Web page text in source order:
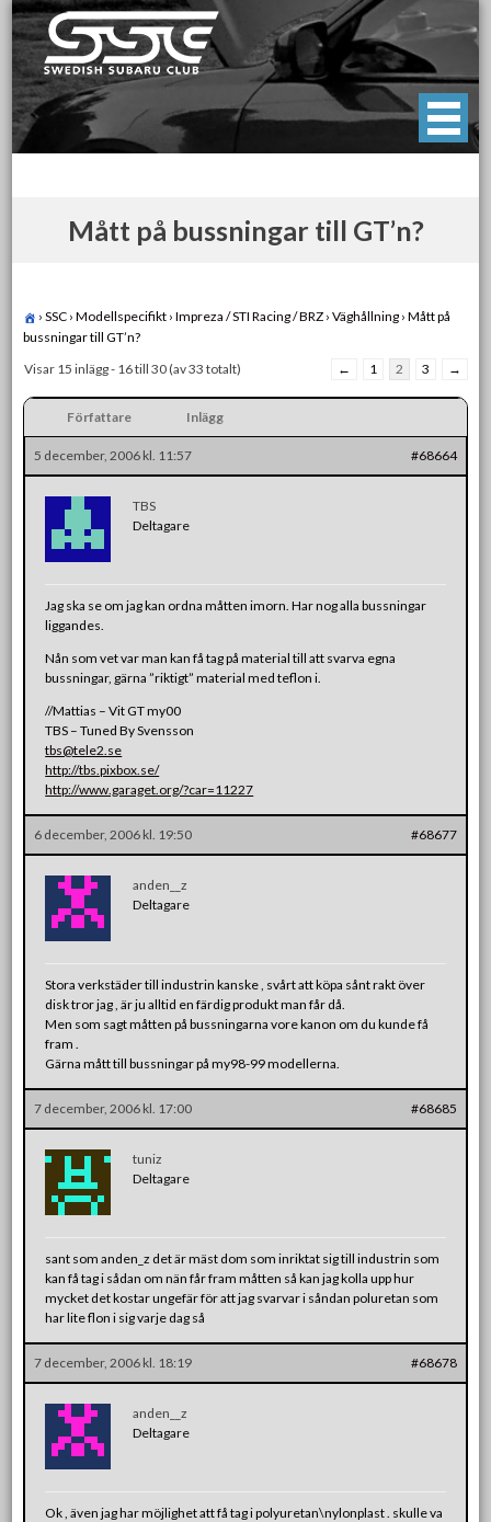
Skip
to
content
Swedish Subaru Club
För oss som älskar Subaru!
Mått på bussningar till GT’n?
› SSC › Modellspecifikt › Impreza / STI Racing / BRZ › Väghållning › Mått på
bussningar till GT’n?
Visar 15 inlägg - 16 till 30 (av 33 totalt)
← 1 2 3 →
Författare Inlägg
5 december, 2006 kl. 11:57 #68664
TBS
Deltagare
Jag ska se om jag kan ordna måtten imorn. Har nog alla bussningar
liggandes.
Nån som vet var man kan få tag på material till att svarva egna
bussningar, gärna ”riktigt” material med teflon i.
//Mattias – Vit GT my00
TBS – Tuned By Svensson
tbs@tele2.se
http://tbs.pixbox.se/
http://www.garaget.org/?car=11227
6 december, 2006 kl. 19:50 #68677
anden__z
Deltagare
Stora verkstäder till industrin kanske , svårt att köpa sånt rakt över
disk tror jag , är ju alltid en färdig produkt man får då.
Men som sagt måtten på bussningarna vore kanon om du kunde få
fram .
Gärna mått till bussningar på my98-99 modellerna.
7 december, 2006 kl. 17:00 #68685
tuniz
Deltagare
sant som anden_z det är mäst dom som inriktat sig till industrin som
kan få tag i sådan om nän får fram måtten så kan jag kolla upp hur
mycket det kostar ungefär för att jag svarvar i såndan poluretan som
har lite flon i sig varje dag så
7 december, 2006 kl. 18:19 #68678
anden__z
Deltagare
Ok , även jag har möjlighet att få tag i polyuretan\nylonplast . skulle va